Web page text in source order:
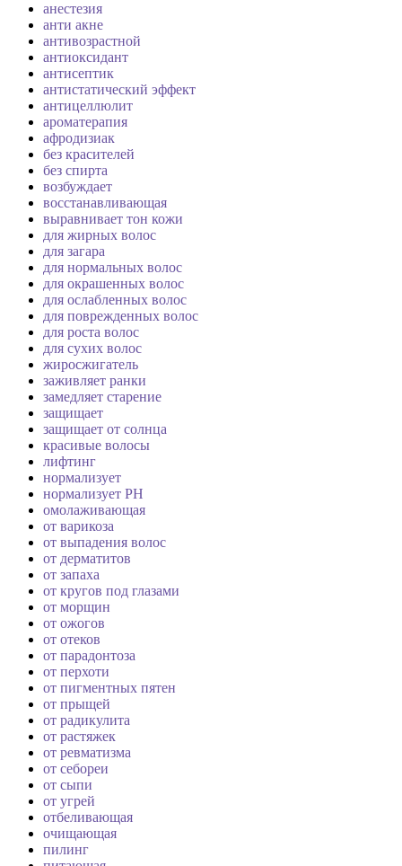
анестезия
анти акне
антивозрастной
антиоксидант
антисептик
антистатический эффект
антицеллюлит
ароматерапия
афродизиак
без красителей
без спирта
возбуждает
восстанавливающая
выравнивает тон кожи
для жирных волос
для загара
для нормальных волос
для окрашенных волос
для ослабленных волос
для поврежденных волос
для роста волос
для сухих волос
жиросжигатель
заживляет ранки
замедляет старение
защищает
защищает от солнца
красивые волосы
лифтинг
нормализует
нормализует PH
омолаживающая
от варикоза
от выпадения волос
от дерматитов
от запаха
от кругов под глазами
от морщин
от ожогов
от отеков
от парадонтоза
от перхоти
от пигментных пятен
от прыщей
от радикулита
от растяжек
от ревматизма
от себореи
от сыпи
от угрей
отбеливающая
очищающая
пилинг